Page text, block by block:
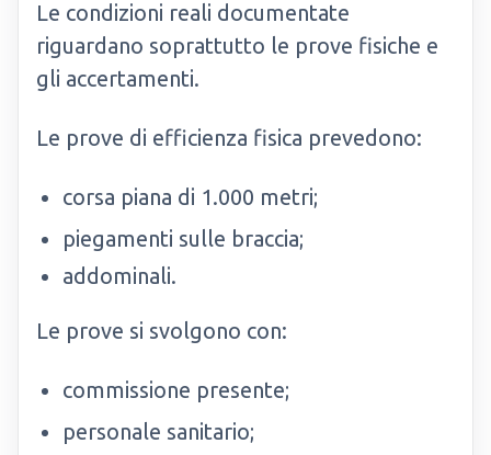
Le condizioni reali documentate
riguardano soprattutto le prove fisiche e
gli accertamenti.
Le prove di efficienza fisica prevedono:
corsa piana di 1.000 metri;
piegamenti sulle braccia;
addominali.
Le prove si svolgono con:
commissione presente;
personale sanitario;